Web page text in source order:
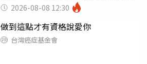
2026-08-08 12:30
做到這點才有資格說愛你
台灣癌症基金會